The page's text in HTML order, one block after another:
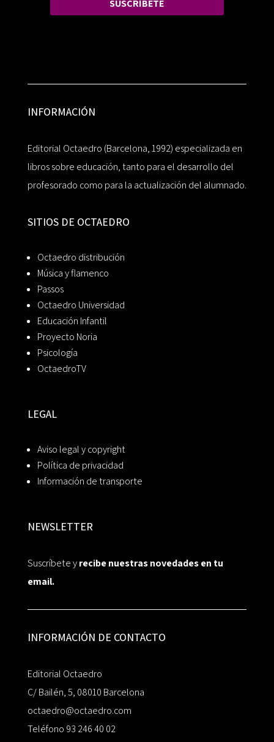
SUSCRÍBETE
INFORMACIÓN
Editorial Octaedro (Barcelona, 1992) especializada en
libros sobre educación, tanto para el desarrollo del
profesorado como para la actualización del alumnado.
SITIOS DE OCTAEDRO
Octaedro distribución
Música y flamenco
Passos
Octaedro Universidad
Educación Infantil
Proyecto Noria
Psicología
OctaedroTV
LEGAL
Aviso legal y copyright
Política de privacidad
Información de transporte
NEWSLETTER
Suscríbete yrecibe nuestras novedades en tu
email.
INFORMACIÓN DE CONTACTO
Editorial Octaedro
C/ Bailén, 5, 08010 Barcelona
octaedro@octaedro.com
Teléfono 93 246 40 02